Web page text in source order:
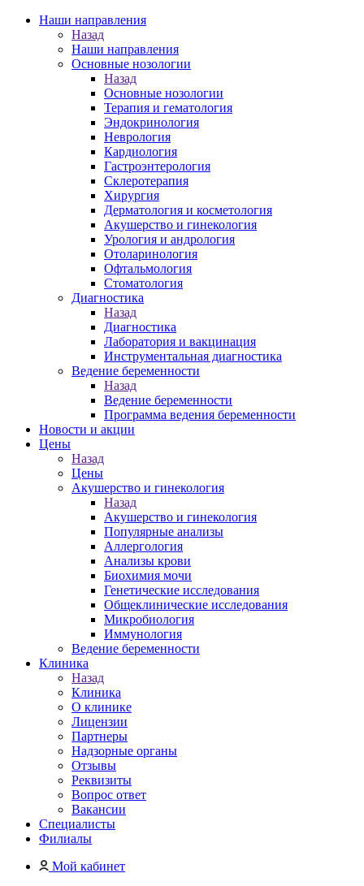
Наши направления
Назад
Наши направления
Основные нозологии
Назад
Основные нозологии
Терапия и гематология
Эндокринология
Неврология
Кардиология
Гастроэнтерология
Склеротерапия
Хирургия
Дерматология и косметология
Акушерство и гинекология
Урология и андрология
Отоларинология
Офтальмология
Стоматология
Диагностика
Назад
Диагностика
Лаборатория и вакцинация
Инструментальная диагностика
Ведение беременности
Назад
Ведение беременности
Программа ведения беременности
Новости и акции
Цены
Назад
Цены
Акушерство и гинекология
Назад
Акушерство и гинекология
Популярные анализы
Аллергология
Анализы крови
Биохимия мочи
Генетические исследования
Общеклинические исследования
Микробиология
Иммунология
Ведение беременности
Клиника
Назад
Клиника
О клинике
Лицензии
Партнеры
Надзорные органы
Отзывы
Реквизиты
Вопрос ответ
Вакансии
Специалисты
Филиалы
Мой кабинет